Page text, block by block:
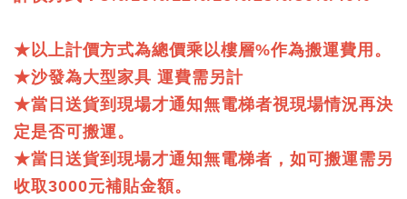
★以上計價方式為總價乘以樓層%作為搬運費用。
★沙發為大型家具 運費需另計
★當日送貨到現場才通知無電梯者視現場情況再決
定是否可搬運。
★當日送貨到現場才通知無電梯者，如可搬運需另
收取3000元補貼金額。